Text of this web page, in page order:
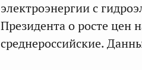
электроэнергии с
Президента о росте цен
среднероссийские.